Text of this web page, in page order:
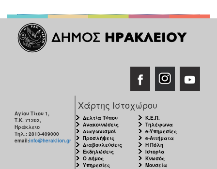
Αγίου Τίτου 1,
Τ.Κ. 71202,
Ηράκλειο
Τηλ.: 2813-409000
email:info@heraklion.gr
Χάρτης Ιστοχώρου
Δελτία Τύπου
Ανακοινώσεις
Διαγωνισμοί
Προσλήψεις
Διαβουλεύσεις
Εκδηλώσεις
Ο Δήμος
Υπηρεσίες
Κ.Ε.Π.
Τηλέφωνα
e-Υπηρεσίες
e-Αιτήματα
Η Πόλη
Ιστορία
Κνωσός
Μουσεία